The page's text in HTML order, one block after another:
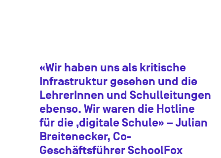
«Wir haben uns als kritische
Infrastruktur gesehen und die
LehrerInnen und Schulleitungen
ebenso. Wir waren die Hotline
für die ‚digitale Schule» – Julian
Breitenecker, Co-
Geschäftsführer SchoolFox